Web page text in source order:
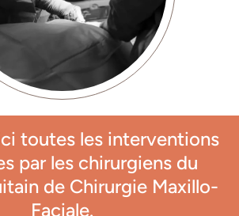
toutes les interventions
par les chirurgiens du
de Chirurgie Maxillo-
Faciale.